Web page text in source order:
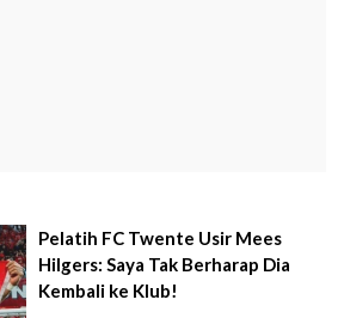
Pelatih FC Twente Usir Mees
Hilgers: Saya Tak Berharap Dia
Kembali ke Klub!